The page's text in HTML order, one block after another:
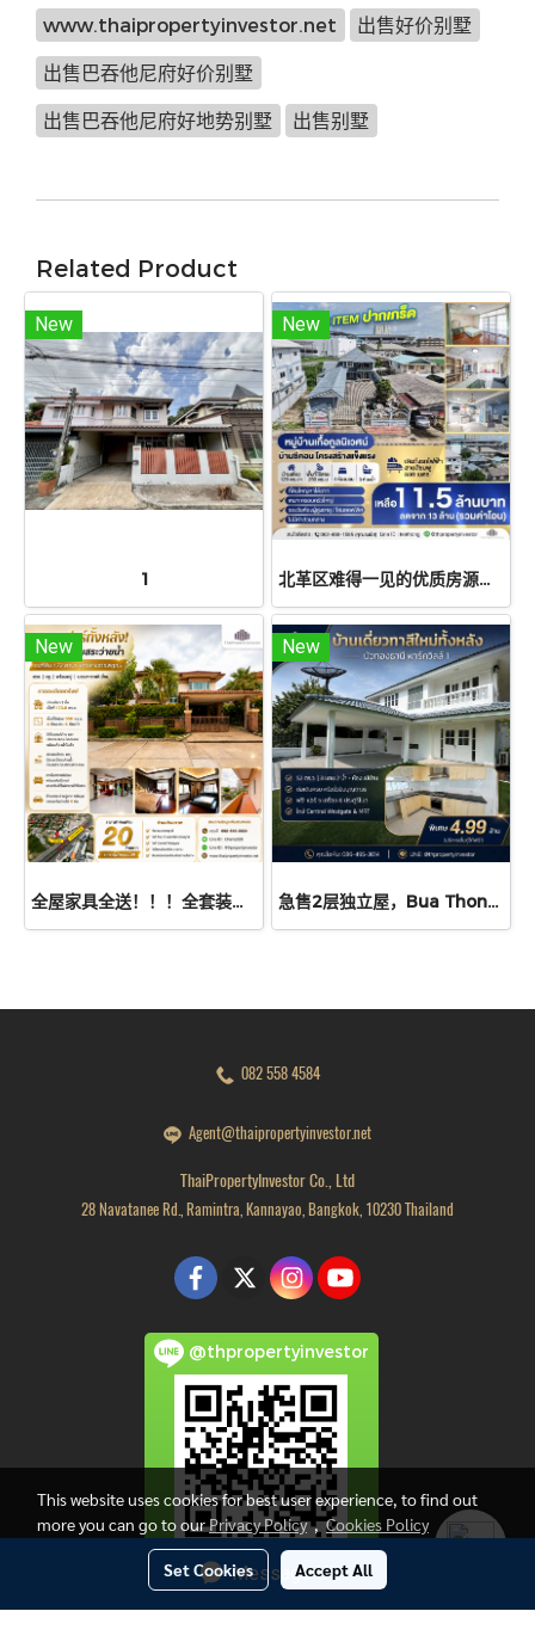
Message Us
www.thaipropertyinvestor.net 出售好价别墅
出售巴吞他尼府好价别墅
出售巴吞他尼府好地势别墅 出售别墅
Related Product
New
1
New
北革区难得一见的优质房源！出售位于Kua Kool Niwet Village的大型两层独立屋，占地129平方哇，由Seacon建造，结构坚固。离粉红线地铁站仅550米。
New
全屋家具全送！！！全套装修，拎包即住！豪华宽敞高档住宅！出售 — 独栋别墅，Laddarom Elegance Ratchaphruk-Rattanathibet 村，173平方哇，转角地块，村庄临拉差普鲁路，近莲花北部超市，交通便利，地段极佳
New
急售2层独立屋，Bua Thong Thani Parkville 1项目，漂亮的房子，整个外观、内部和屋顶都新粉刷过，准备立即入住
082 558 4584
Agent@thaipropertyinvestor.net
ThaiPropertyInvestor Co., Ltd
28 Navatanee Rd., Ramintra, Kannayao, Bangkok, 10230 Thailand
@thpropertyinvestor
Copyright by thaipropertyinvestor.net
This website uses cookies for best user experience, to find out
more you can go to ourPrivacy Policy,Cookies Policy
Set Cookies Accept All